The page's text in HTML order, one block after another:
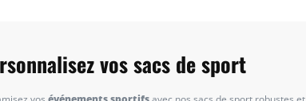
vos sacs de sport